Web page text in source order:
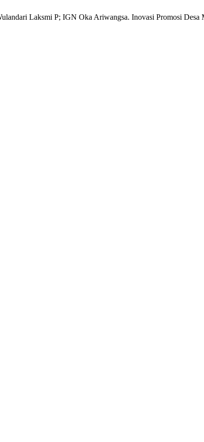
Laksmi P; IGN Oka Ariwangsa. Inovasi Promosi